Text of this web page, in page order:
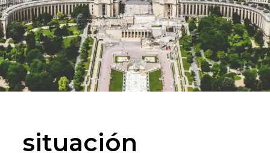
situación